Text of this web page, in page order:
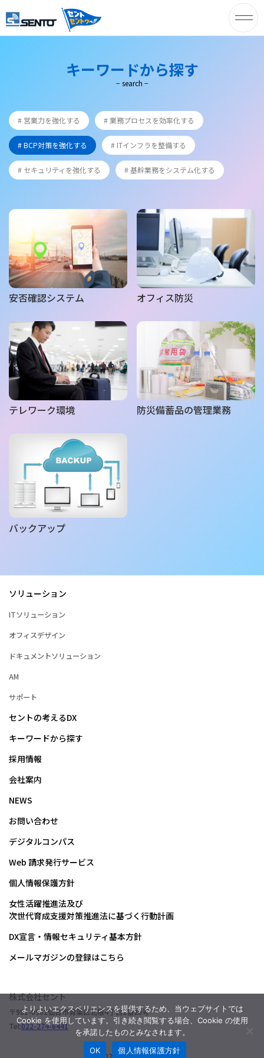
ント – オフ
空間づくり
を提供する
セントのホ
です。 –
キーワードから探す
− search −
# 営業力を強化する # 業務プロセスを効率化する
# BCP対策を強化する # ITインフラを整備する
# セキュリティを強化する # 基幹業務をシステム化する
安否確認システム オフィス防災
テレワーク環境 防災備蓄品の管理業務
バックアップ
ソリューション
ITソリューション
オフィスデザイン
ドキュメントソリューション
AM
サポート
セントの考えるDX
キーワードから探す
採用情報
会社案内
NEWS
お問い合わせ
デジタルコンパス
Web 請求発行サービス
個人情報保護方針
女性活躍推進法及び
次世代育成支援対策推進法に基づく行動計画
DX宣言・情報セキュリティ基本方針
メールマガジンの登録はこちら
株式会社セント
〒981-0902仙台市青葉区北根4丁目2番20号
Tel:022-274-6441
© 2024 SENTO Co., Ltd.
よりよいエクスペリエンスを提供するため、当ウェブサイトでは
Cookie を使用しています。引き続き閲覧する場合、Cookie の使用
を承諾したものとみなされます。
OK
個人情報保護方針